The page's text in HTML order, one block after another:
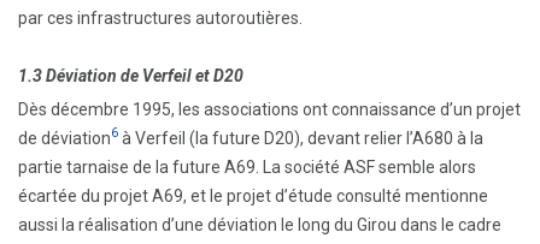
par ces infrastructures autoroutières.
1.3 Déviation de Verfeil et D20
Dès décembre 1995, les associations ont connaissance d’un projet
de déviation6 à Verfeil (la future D20), devant relier l’A680 à la
partie tarnaise de la future A69. La société ASF semble alors
écartée du projet A69, et le projet d’étude consulté mentionne
aussi la réalisation d’une déviation le long du Girou dans le cadre